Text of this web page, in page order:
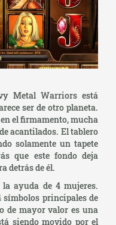
Metal Warriors está
ser de otro planeta.
el firmamento, mucha
acantilados. El tablero
solamente un tapete
que este fondo deja
detrás de él.
ayuda de 4 mujeres.
símbolos principales de
de mayor valor es una
siendo movido por el